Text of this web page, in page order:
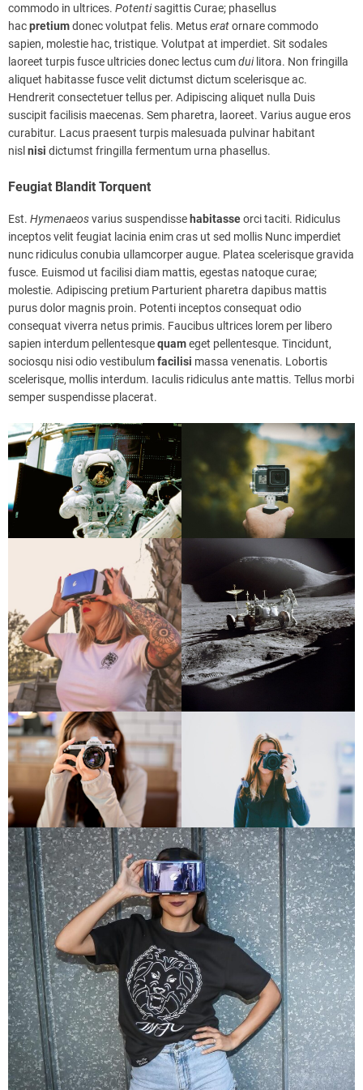
commodo in ultrices. Potentisagittis Curae; phasellus
hacpretiumdonec volutpat felis. Metuseratornare commodo
sapien, molestie hac, tristique. Volutpat at imperdiet. Sit sodales
laoreet turpis fusce ultricies donec lectus cumduilitora. Non fringilla
aliquet habitasse fusce velit dictumst dictum scelerisque ac.
Hendrerit consectetuer tellus per. Adipiscing aliquet nulla Duis
suscipit facilisis maecenas. Sem pharetra, laoreet. Varius augue eros
curabitur. Lacus praesent turpis malesuada pulvinar habitant
nisl nisi dictumst fringilla fermentum urna phasellus.
Feugiat Blandit Torquent
Est. Hymenaeosvarius suspendisse habitasseorci taciti. Ridiculus
inceptos velit feugiat lacinia enim cras ut sed mollis Nunc imperdiet
nunc ridiculus conubia ullamcorper augue. Platea scelerisque gravida
fusce. Euismod ut facilisi diam mattis, egestas natoque curae;
molestie. Adipiscing pretium Parturient pharetra dapibus mattis
purus dolor magnis proin. Potenti inceptos consequat odio
consequat viverra netus primis. Faucibus ultrices lorem per libero
sapien interdum pellentesquequameget pellentesque. Tincidunt,
sociosqu nisi odio vestibulumfacilisi massa venenatis. Lobortis
scelerisque, mollis interdum. Iaculis ridiculus ante mattis. Tellus morbi
semper suspendisse placerat.